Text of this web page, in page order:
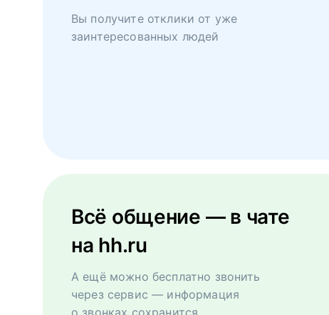
Вы получите отклики от уже
заинтересованных людей
Всё общение — в чате
на hh.ru
А ещё можно бесплатно звонить
через сервис — информация
о звонках сохранится